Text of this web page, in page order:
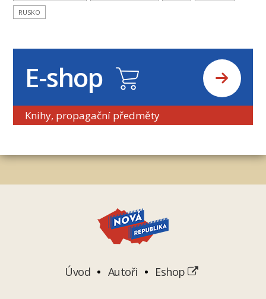
RUSKO
E-shop
Knihy, propagační předměty
Úvod Autoři Eshop